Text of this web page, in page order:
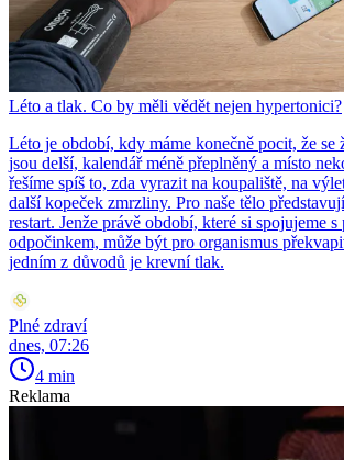
Léto a tlak. Co by měli vědět nejen hypertonici?
Léto je období, kdy máme konečně pocit, že
jsou delší, kalendář méně přeplněný a místo
řešíme spíš to, zda vyrazit na koupaliště, na
další kopeček zmrzliny. Pro naše tělo
restart. Jenže právě období, které si spojujeme s
odpočinkem, může být pro organismus
jedním z důvodů je krevní tlak.
Plné zdraví
dnes, 07:26
4 min
Reklama